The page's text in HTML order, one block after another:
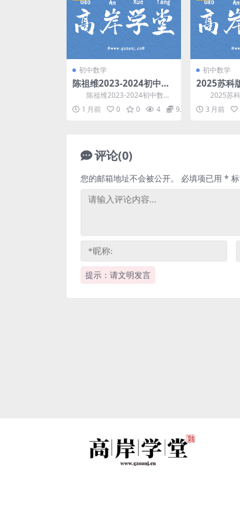
初中数学
陈祖维2023-2024初中数
学联赛班全年课(视频+讲
义) 百度网盘分享
陈祖维2023-2024初中数学
联赛班全年课(视频+讲义)，包
含：2023暑...
1 月前 0 0 4 9.9
初中数学
2025苏科
册同步讲
度网盘分享
2025苏科
同步讲解课(
材：江苏凤
3 月前
评论(0)
提示：请文明发言
您的邮箱地址不会被公开。 必填项已用 *